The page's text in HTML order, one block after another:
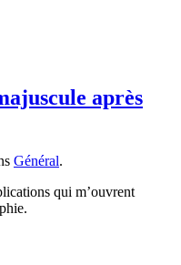
après
Général.
qui m’ouvrent